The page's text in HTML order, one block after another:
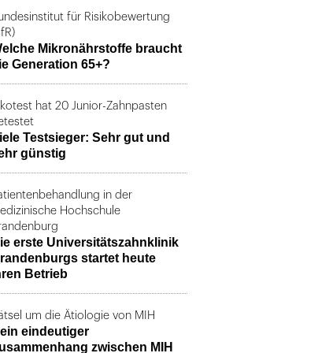
für Risikobewertung
Mikronährstoffe braucht
Generation 65+?
hat 20 Junior-Zahnpasten
Testsieger: Sehr gut und
günstig
in der
Hochschule
erste Universitätszahnklinik
startet heute
Betrieb
um die Ätiologie von MIH
eindeutiger
zwischen MIH